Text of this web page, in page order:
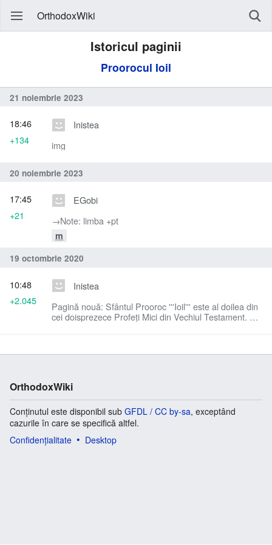
OrthodoxWiki
Istoricul paginii
Proorocul Ioil
21 noiembrie 2023
Inistea
img
18:46
+134
20 noiembrie 2023
EGobi
→‎Note: limba +pt
m
17:45
+21
19 octombrie 2020
Inistea
Pagină nouă: Sfântul Prooroc '''Ioil''' este al doilea din
cei doisprezece Profeți Mici din Vechiul Testament. A
10:48
+2.045
OrthodoxWiki
Conținutul este disponibil sub GFDL / CC by-sa, exceptând
cazurile în care se specifică altfel.
Confidențialitate
Desktop